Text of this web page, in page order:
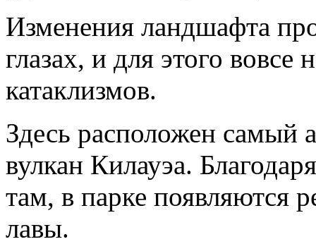
Изменения ландшафта
глазах, и для этого
катаклизмов.
Здесь расположен самый
вулкан Килауэа.
там, в парке появляются
лавы.